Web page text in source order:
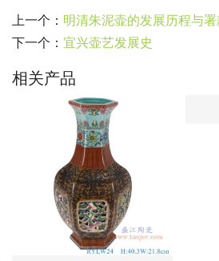
上一个： 明清朱泥壶的发展历程与
下一个： 宜兴壶艺发展史
相关产品